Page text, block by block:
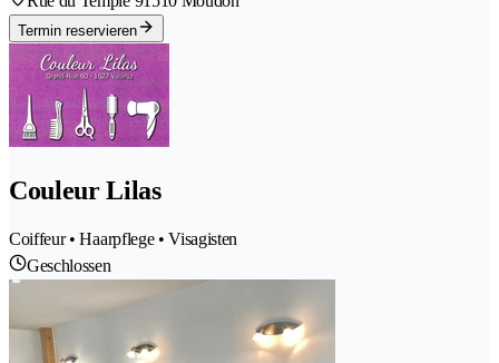
Termin reservieren
Couleur Lilas
Coiffeur • Haarpflege • Visagisten
Geschlossen